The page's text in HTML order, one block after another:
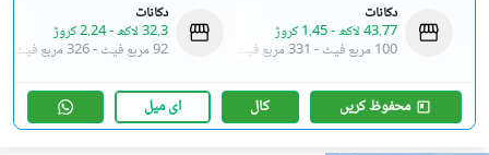
دکانات
43.77 لاکھ
-1.45 کروڑ
100 مربع فیٹ
- 331 مربع فیٹ
دکانات
32.3 لاکھ
-2.24 کروڑ
92 مربع فیٹ
-326 مربع فیٹ
محفوظ کریں کال ای میل